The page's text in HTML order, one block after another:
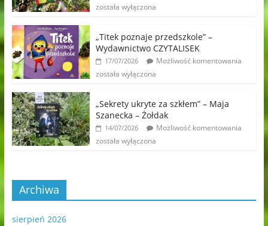
została wyłączona
„Titek poznaje przedszkole” –
Wydawnictwo CZYTALISEK
17/07/2026
Możliwość komentowania
została wyłączona
„Sekrety ukryte za szkłem” – Maja
Szanecka – Żołdak
14/07/2026
Możliwość komentowania
została wyłączona
Archiwa
sierpień 2026